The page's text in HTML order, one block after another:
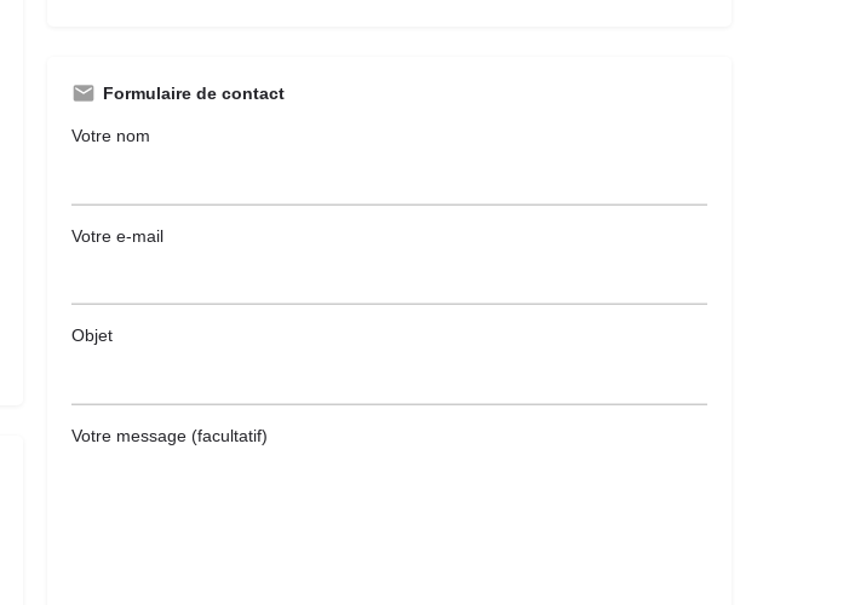
Formulaire de contact
Votre nom
Votre e-mail
Objet
Votre message (facultatif)